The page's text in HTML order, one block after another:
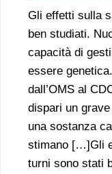
Gli effetti sulla
ben studiati.
capacità di
essere
dall’OMS al
dispari un
una sostanza
stimano […]Gli
turni sono stati